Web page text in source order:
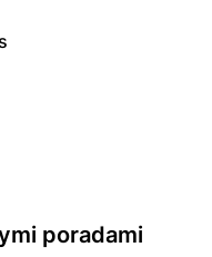
poradami